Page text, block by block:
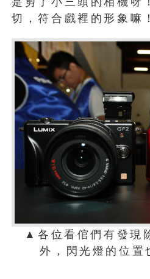
切，符合戲裡的形象嘛
▲各位看倌們有發現
外，閃光燈的位置